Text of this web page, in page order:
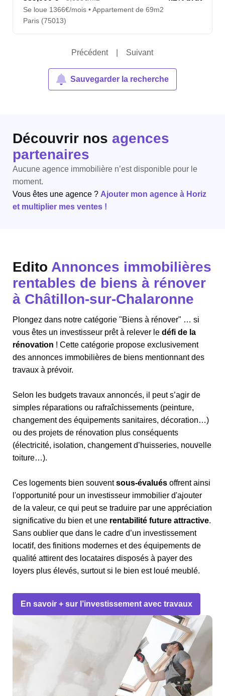
Se loue 1366€/mois • Appartement de 69m2
Paris (75013)
Précédent Suivant
Sauvegarder la recherche
Découvrir nos agences
partenaires
Aucune agence immobilière n’est disponible pour le
moment.
Vous êtes une agence ? Ajouter mon agence à Horiz
et multiplier mes ventes !
Edito Annonces immobilières
rentables de biens à rénover
à Châtillon-sur-Chalaronne
Plongez dans notre catégorie "Biens à rénover" … si
vous êtes un investisseur prêt à relever le défi de la
rénovation ! Cette catégorie propose exclusivement
des annonces immobilières de biens mentionnant des
travaux à prévoir.
Selon les budgets travaux annoncés, il peut s’agir de
simples réparations ou rafraîchissements (peinture,
changement des équipements sanitaires, décoration…)
ou des projets de rénovation plus conséquents
(électricité, isolation, changement d’huisseries, nouvelle
toiture…).
Ces logements bien souventsous-évalués offrent ainsi
l'opportunité pour un investisseur immobilier d'ajouter
de la valeur, ce qui peut se traduire par une appréciation
significative du bien et une rentabilité future attractive.
Sans oublier que dans le cadre d’un investissement
locatif, des finitions modernes et des équipements de
qualité attirent des locataires disposés à payer des
loyers plus élevés, surtout si le bien est loué meublé.
En savoir + sur l’investissement avec travaux